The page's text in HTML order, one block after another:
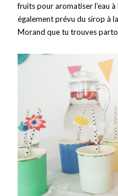
fruits pour aromatiser l’eau
également prévu du sirop à
Morand que tu trouves